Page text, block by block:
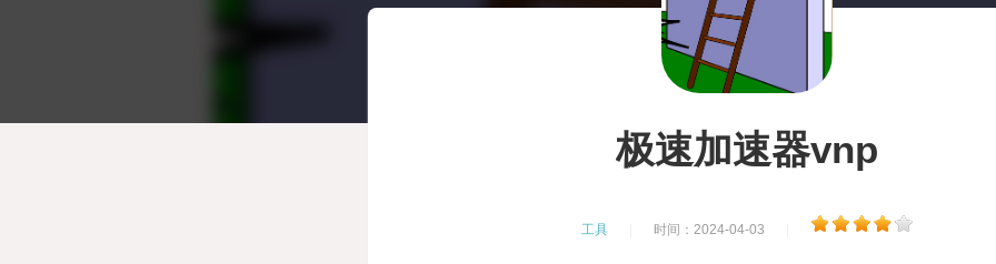
极速加速器vnp
工具 时间：2024-04-03